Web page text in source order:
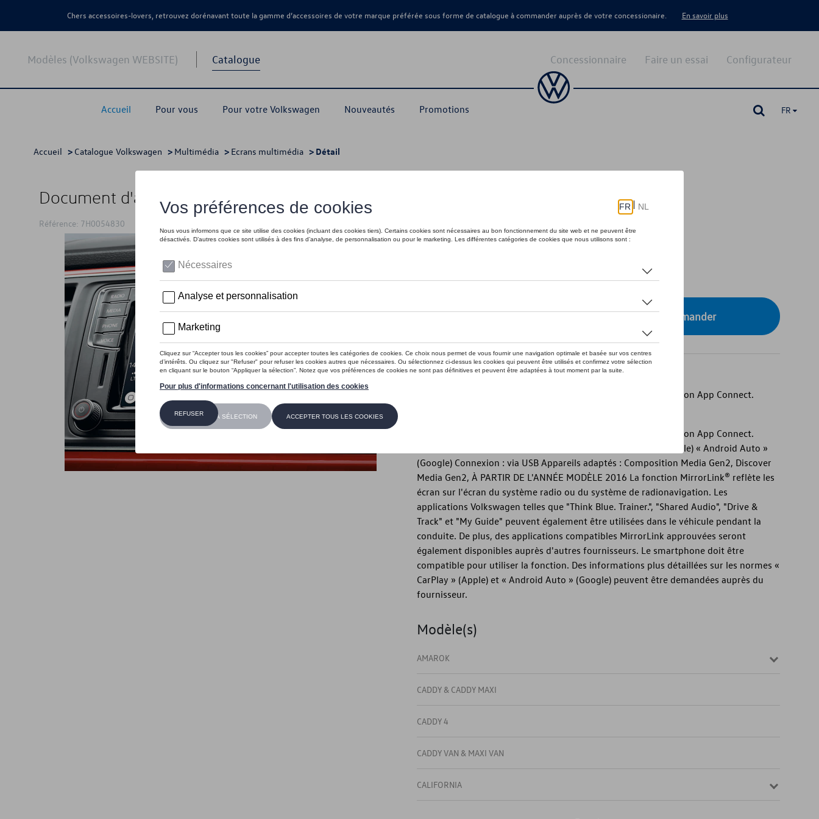
Chers accessoires-lovers, retrouvez dorénavant toute la gamme d’accessoires de votre marque préférée sous forme de catalogue à commander auprès de votre concessionaire. En savoir plus
Modèles (Volkswagen WEBSITE) Catalogue
Accueil Pour vous Pour votre Volkswagen Nouveautés Promotions
Configurateur
Faire un essai
Concessionnaire
FR
Accueil > Catalogue Volkswagen > Multimédia > Ecrans multimédia > Détail
Document d'activation pour AppConnect
Référence: 7H0054830
En stock
Contactez votre concessionnaire pour commander
Introduction
Document d'activation pour l'activation rétroactive de la fonction App Connect.
Document d'activation pour l'activation rétroactive de la fonction App Connect.
Regroupement des 3 normes : « MirrorLink® » « CarPlay » (Apple) « Android Auto »
(Google) Connexion : via USB Appareils adaptés : Composition Media Gen2, Discover
Media Gen2, À PARTIR DE L'ANNÉE MODÈLE 2016 La fonction MirrorLink® reflète les
écran sur l'écran du système radio ou du système de radionavigation. Les
applications Volkswagen telles que "Think Blue. Trainer.", "Shared Audio", "Drive &
Track" et "My Guide" peuvent également être utilisées dans le véhicule pendant la
conduite. De plus, des applications compatibles MirrorLink approuvées seront
également disponibles auprès d'autres fournisseurs. Le smartphone doit être
compatible pour utiliser la fonction. Des informations plus détaillées sur les normes «
CarPlay » (Apple) et « Android Auto » (Google) peuvent être demandées auprès du
fournisseur.
Modèle(s)
AMAROK
CADDY & CADDY MAXI
CADDY 4
CADDY VAN & MAXI VAN
CALIFORNIA